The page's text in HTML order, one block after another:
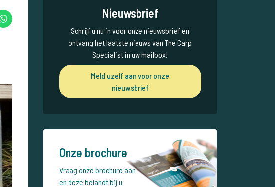
Nieuwsbrief
Schrijf u nu in voor onze nieuwsbrief en
ontvang het laatste nieuws van The Carp
Specialist in uw mailbox!
Meld uzelf aan voor onze
nieuwsbrief
Onze brochure
Vraag onze brochure aan
en deze belandt bij u